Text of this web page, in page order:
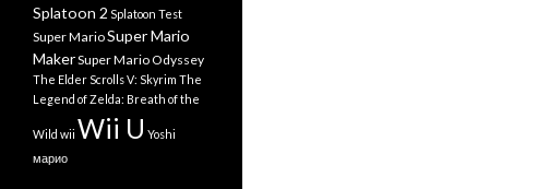
Splatoon 2 Splatoon Test
Super MarioSuper Mario
MakerSuper Mario Odyssey
The Elder Scrolls V: Skyrim The
Legend of Zelda: Breath of the
Wild wii Wii U Yoshi
марио